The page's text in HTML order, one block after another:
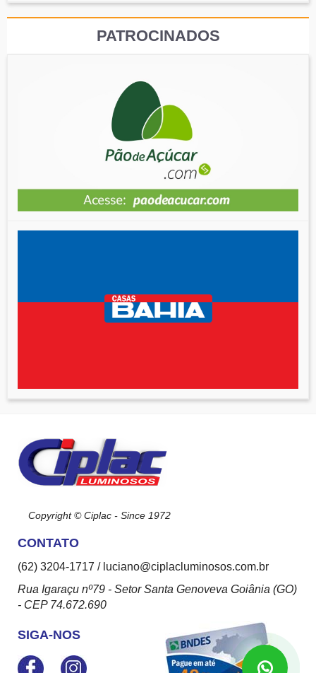
PATROCINADOS
Copyright © Ciplac - Since 1972
CONTATO
(62) 3204-1717 / luciano@ciplacluminosos.com.br
Rua Igaraçu nº79 - Setor Santa Genoveva Goiânia (GO)
- CEP 74.672.690
SIGA-NOS